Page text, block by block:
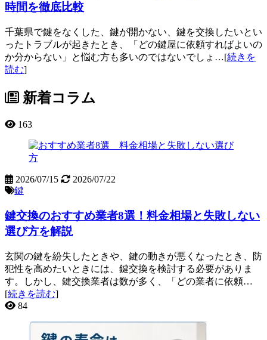
時間を徹底比較
千葉県で鍵をなくした、鍵が開かない、鍵を交換したいとい
ったトラブルが起きたとき、「どの鍵屋に依頼すればよいの
か分からない」と悩む方も多いのではないでしょ…[続きを
読む]
新着コラム
163
2026/07/15
2026/07/22
鍵
鍵交換のおすすめ業者8選！料金相場と失敗しない
選び方を解説
玄関の鍵を紛失したときや、鍵の動きが悪くなったとき、防
犯性を高めたいときには、鍵交換を検討する必要がありま
す。しかし、鍵交換業者は数が多く、「どの業者に依頼…
[続きを読む]
84